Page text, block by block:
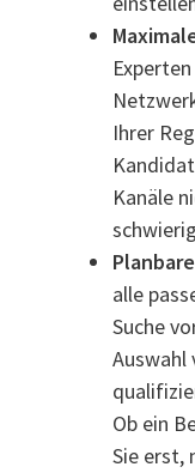
Ihrer
Kanäle
alle
Suche
Auswahl
Ob ein
Sie erst,